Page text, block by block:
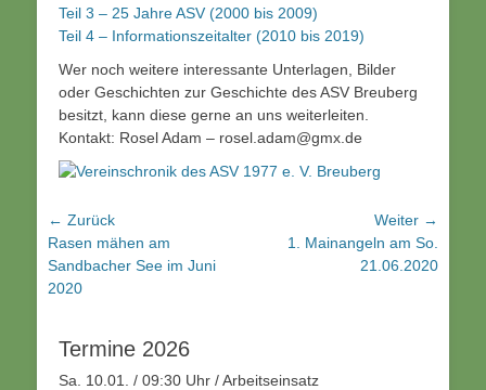
Teil 3 – 25 Jahre ASV (2000 bis 2009)
Teil 4 – Informationszeitalter (2010 bis 2019)
Wer noch weitere interessante Unterlagen, Bilder
oder Geschichten zur Geschichte des ASV Breuberg
besitzt, kann diese gerne an uns weiterleiten.
Kontakt: Rosel Adam – rosel.adam@gmx.de
Beitragsnavigation
← Zurück
Vorhergehender
Beitrag:
Rasen mähen am
Sandbacher See im Juni
2020
Weiter →
Nächster1. Mainangeln am So.
21.06.2020
Termine 2026
Sa. 10.01. / 09:30 Uhr / Arbeitseinsatz